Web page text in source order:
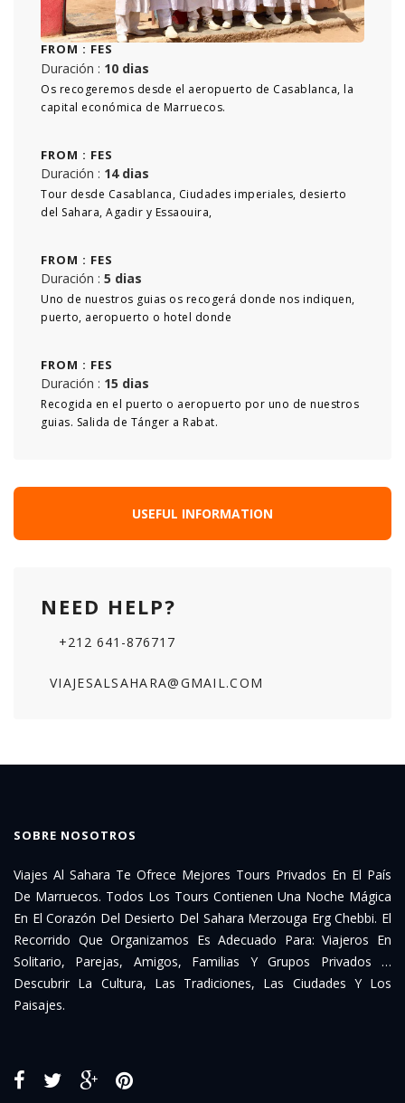
FROM : FES
Duración : 10 dias
Os recogeremos desde el aeropuerto de Casablanca, la
capital económica de Marruecos.
FROM : FES
Duración : 14 dias
Tour desde Casablanca, Ciudades imperiales, desierto
del Sahara, Agadir y Essaouira,
FROM : FES
Duración : 5 dias
Uno de nuestros guias os recogerá donde nos indiquen,
puerto, aeropuerto o hotel donde
FROM : FES
Duración : 15 dias
Recogida en el puerto o aeropuerto por uno de nuestros
guias. Salida de Tánger a Rabat.
USEFUL INFORMATION
NEED HELP?
+212 641-876717
VIAJESALSAHARA@GMAIL.COM
SOBRE NOSOTROS
Viajes Al Sahara Te Ofrece Mejores Tours Privados En El País
De Marruecos. Todos Los Tours Contienen Una Noche Mágica
En El Corazón Del Desierto Del Sahara Merzouga Erg Chebbi. El
Recorrido Que Organizamos Es Adecuado Para: Viajeros En
Solitario, Parejas, Amigos, Familias Y Grupos Privados …
Descubrir La Cultura, Las Tradiciones, Las Ciudades Y Los
Paisajes.